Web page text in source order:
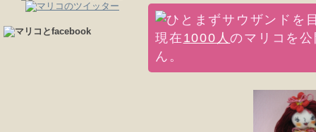
現在 1000人のマリコを
ん。